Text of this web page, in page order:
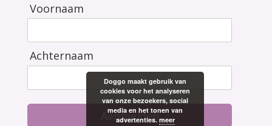
Voornaam
Achternaam
Aanmelden
Doggo maakt gebruik van
cookies voor het analyseren
van onze bezoekers, social
media en het tonen van
advertenties. meer